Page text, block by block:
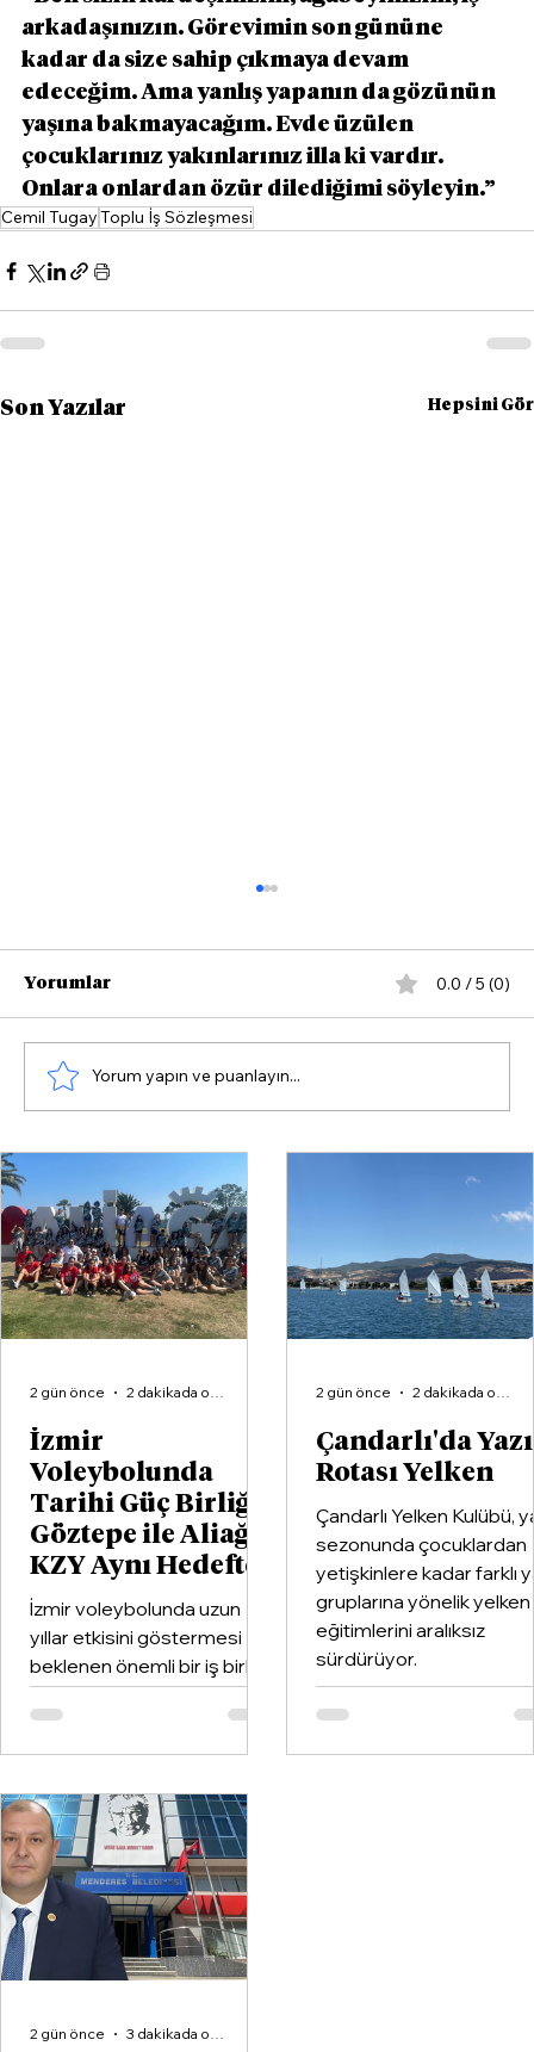
İzmir
Voleybolunda
Tarihi Güç Birliği:
Göztepe ile Aliağa
KZY Aynı Hedefte
İzmir voleybolunda uzun
yıllar etkisini göstermesi
beklenen önemli bir iş birliği
hayata geçirildi. Kentin köklü
kulüplerinden Göztepe
Spor Kulübü ile İzmir'in en
organizasyonlarından
Aliağa KZY Spor Kulübü,
voleybol branşında güçlerini
birleştiren kapsamlı bir iş
birliği protokolüne imza attı.
2 gün önce 2 dakikada okunur
Çandarlı'da
Rotası Yelken
Çandarlı Yelken Kulübü,
sezonunda çocuklardan
yetişkinlere kadar farklı
gruplarına yönelik yelken
eğitimlerini aralıksız
sürdürüyor.
2 gün önce 2 dakikada okunur
2 gün önce 3 dakikada okunur
arkadaşınızın. Görevimin son gününe
kadar da size sahip çıkmaya devam
edeceğim. Ama yanlış yapanın da gözünün
yaşına bakmayacağım. Evde üzülen
çocuklarınız yakınlarınız illa ki vardır.
Onlara onlardan özür dilediğimi söyleyin.”
Cemil TugayToplu İş Sözleşmesi
Son Yazılar Hepsini Gör
Başkan İlkay Çiçek Dahil 16 Gözaltı
Kararı
Yorumlar 0.0 / 5 (0)
Yorum yapın ve puanlayın...